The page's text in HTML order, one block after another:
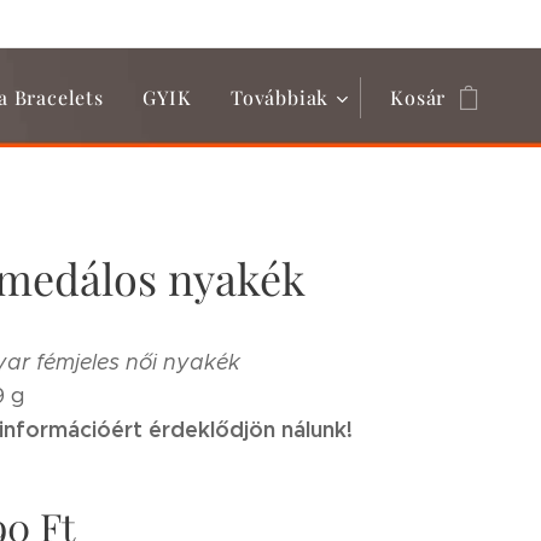
Bracelets GYIK Továbbiak Kosár
nyakék
fémjeles női nyakék
g
érdeklődjön nálunk!
Ft